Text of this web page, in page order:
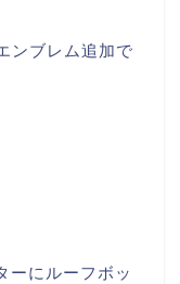
ブレム追加で
ーにルーフボッ